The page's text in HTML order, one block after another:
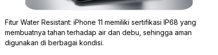
Fitur Water Resistant: iPhone 11 memiliki sertifikasi IP68 yang
membuatnya tahan terhadap air dan debu, sehingga aman
digunakan di berbagai kondisi.